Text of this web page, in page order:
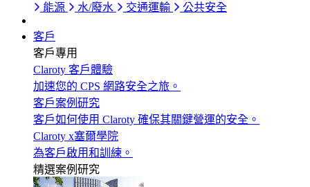
能源
水/廢水 交通運輸 公共安全
客戶
客戶專用
Claroty 客戶體驗
加速您的 CPS 網路安全之旅。
客戶案例研究
客戶如何使用 Claroty 確保其關鍵營運的安全。
Claroty x塞爾學院
為客戶啟用和訓練。
精選案例研究